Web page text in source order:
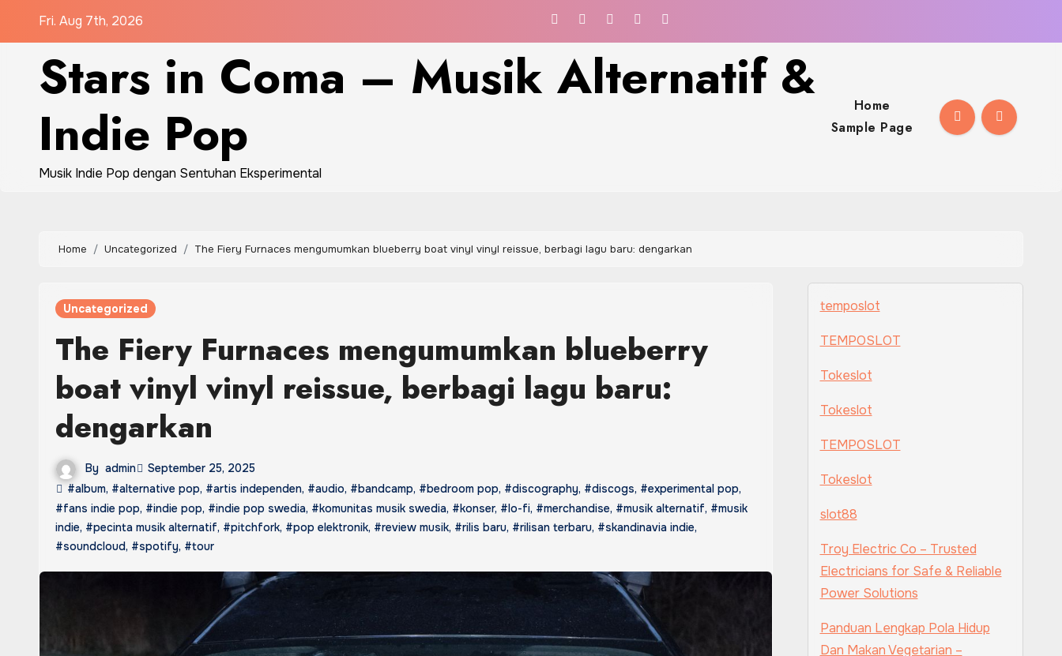
Fri. Aug 7th, 2026
Stars in Coma – Musik Alternatif &
Indie Pop
Musik Indie Pop dengan Sentuhan Eksperimental
Home
Sample Page
Home Uncategorized The Fiery Furnaces mengumumkan blueberry boat vinyl vinyl reissue, berbagi lagu baru: dengarkan
Uncategorized
The Fiery Furnaces mengumumkan blueberry
boat vinyl vinyl reissue, berbagi lagu baru:
dengarkan
By admin
September 25, 2025
#album, #alternative pop, #artis independen, #audio, #bandcamp, #bedroom pop, #discography, #discogs, #experimental pop,
#fans indie pop, #indie pop, #indie pop swedia, #komunitas musik swedia, #konser, #lo-fi, #merchandise, #musik alternatif, #musik
indie, #pecinta musik alternatif, #pitchfork, #pop elektronik, #review musik, #rilis baru, #rilisan terbaru, #skandinavia indie,
#soundcloud, #spotify, #tour
temposlot
TEMPOSLOT
Tokeslot
Tokeslot
TEMPOSLOT
Tokeslot
slot88
Troy Electric Co – Trusted
Electricians for Safe & Reliable
Power Solutions
Panduan Lengkap Pola Hidup
Dan Makan Vegetarian –